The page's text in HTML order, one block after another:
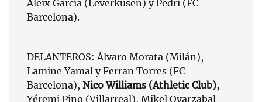
Aleix García (Leverkusen) y Pedri (FC
Barcelona).
DELANTEROS: Álvaro Morata (Milán),
Lamine Yamal y Ferran Torres (FC
Barcelona), Nico Williams (Athletic Club),
Yéremi Pino (Villarreal), Mikel Oyarzabal